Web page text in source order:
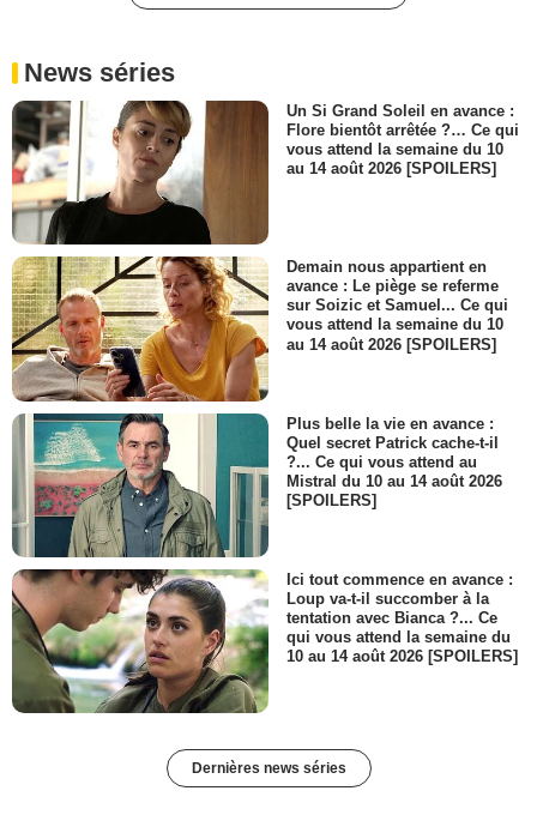
News séries
Un Si Grand Soleil en avance :
Flore bientôt arrêtée ?… Ce qui
vous attend la semaine du 10
au 14 août 2026 [SPOILERS]
Demain nous appartient en
avance : Le piège se referme
sur Soizic et Samuel... Ce qui
vous attend la semaine du 10
au 14 août 2026 [SPOILERS]
Plus belle la vie en avance :
Quel secret Patrick cache-t-il
?... Ce qui vous attend au
Mistral du 10 au 14 août 2026
[SPOILERS]
Ici tout commence en avance :
Loup va-t-il succomber à la
tentation avec Bianca ?... Ce
qui vous attend la semaine du
10 au 14 août 2026 [SPOILERS]
Dernières news séries